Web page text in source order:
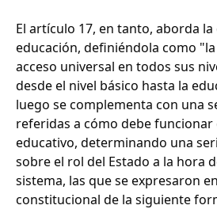
El artículo 17, en tanto, aborda
educación, definiéndola como
acceso universal en todos sus
desde el nivel básico hasta la
luego se complementa con una
referidas a cómo debe funcionar
educativo, determinando una
sobre el rol del Estado a la hora
sistema, las que se expresaron
constitucional de la siguiente